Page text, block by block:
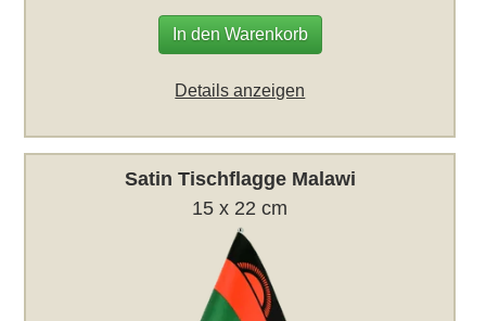
In den Warenkorb
Details anzeigen
Satin Tischflagge Malawi
15 x 22 cm